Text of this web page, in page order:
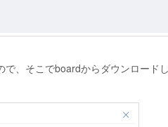
、そこでboardからダウンロード